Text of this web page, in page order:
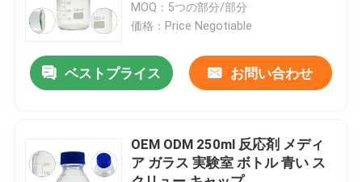
引金 を 求め て ください
日常化学原材料
良い化学中間物
MOQ：5つの部分/部分
価格：Price Negotiable
ベストプライス お問い合わせ
OEM ODM 250ml 反応剤 メディ
ア ガラス 実験室 ボトル 青い ス